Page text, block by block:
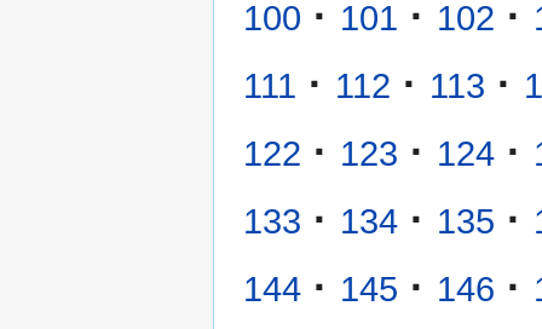
100 · 101 · 102 ·
111 · 112 · 113 ·
122 · 123 · 124 ·
133 · 134 · 135 ·
144 · 145 · 146 ·